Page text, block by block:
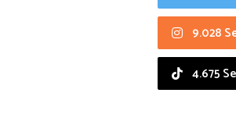
9.028
4.675